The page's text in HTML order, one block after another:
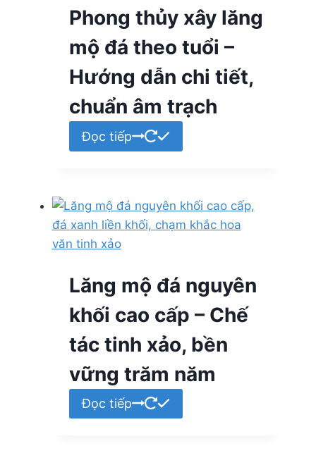
Phong thủy xây lăng
mộ đá theo tuổi –
Hướng dẫn chi tiết,
chuẩn âm trạch
Đọc tiếp
Lăng mộ đá nguyên
khối cao cấp – Chế
tác tinh xảo, bền
vững trăm năm
Đọc tiếp